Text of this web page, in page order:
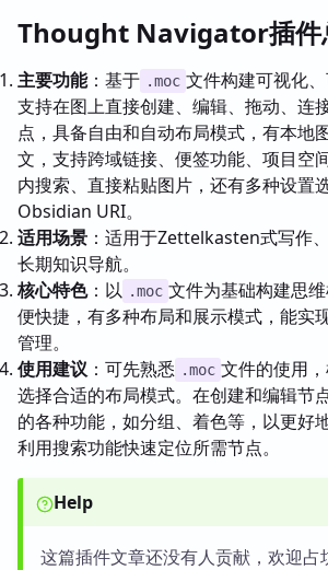
Thought Navigator插件
主要功能：基于 .moc 文件构建可视化
支持在图上直接创建、编辑、拖动、连
点，具备自由和自动布局模式，有本地
文，支持跨域链接、便签功能、项目空
内搜索、直接粘贴图片，还有多种设置
Obsidian URI。
适用场景 ：适用于Zettelkasten式写作
长期知识导航。
核心特色：以 .moc 文件为基础构建思
便快捷，有多种布局和展示模式，能实
管理。
使用建议 ：可先熟悉 .moc 文件的使用
选择合适的布局模式。在创建和编辑节
的各种功能，如分组、着色等，以更好
利用搜索功能快速定位所需节点。
Help
这篇插件文章还没有人贡献，欢迎占